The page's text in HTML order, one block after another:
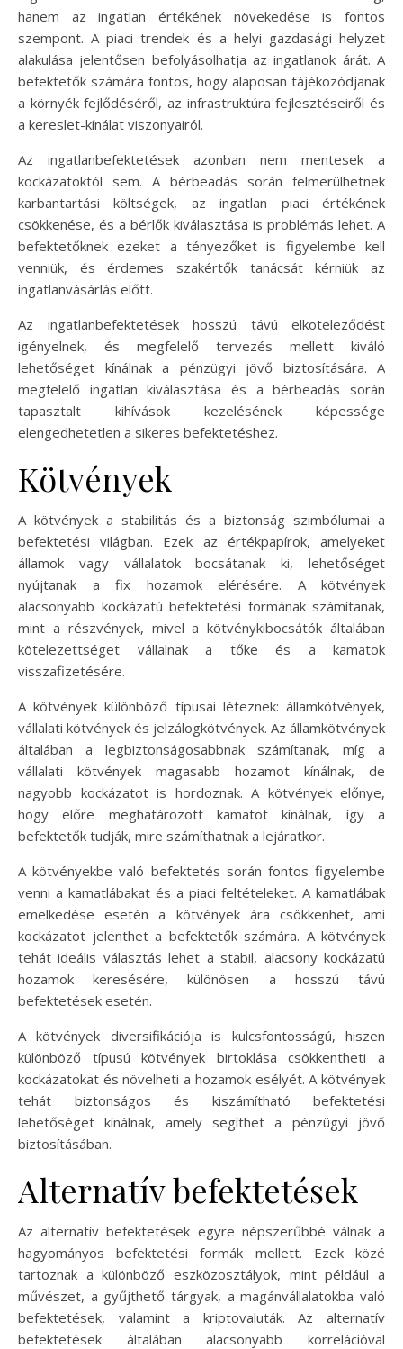
hanem az ingatlan értékének növekedése is fontos
szempont. A piaci trendek és a helyi gazdasági helyzet
alakulása jelentősen befolyásolhatja az ingatlanok árát. A
befektetők számára fontos, hogy alaposan tájékozódjanak
a környék fejlődéséről, az infrastruktúra fejlesztéseiről és
a kereslet-kínálat viszonyairól.
Az ingatlanbefektetések azonban nem mentesek a
kockázatoktól sem. A bérbeadás során felmerülhetnek
karbantartási költségek, az ingatlan piaci értékének
csökkenése, és a bérlők kiválasztása is problémás lehet. A
befektetőknek ezeket a tényezőket is figyelembe kell
venniük, és érdemes szakértők tanácsát kérniük az
ingatlanvásárlás előtt.
Az ingatlanbefektetések hosszú távú elköteleződést
igényelnek, és megfelelő tervezés mellett kiváló
lehetőséget kínálnak a pénzügyi jövő biztosítására. A
megfelelő ingatlan kiválasztása és a bérbeadás során
tapasztalt kihívások kezelésének képessége
elengedhetetlen a sikeres befektetéshez.
Kötvények
A kötvények a stabilitás és a biztonság szimbólumai a
befektetési világban. Ezek az értékpapírok, amelyeket
államok vagy vállalatok bocsátanak ki, lehetőséget
nyújtanak a fix hozamok elérésére. A kötvények
alacsonyabb kockázatú befektetési formának számítanak,
mint a részvények, mivel a kötvénykibocsátók általában
kötelezettséget vállalnak a tőke és a kamatok
visszafizetésére.
A kötvények különböző típusai léteznek: államkötvények,
vállalati kötvények és jelzálogkötvények. Az államkötvények
általában a legbiztonságosabbnak számítanak, míg a
vállalati kötvények magasabb hozamot kínálnak, de
nagyobb kockázatot is hordoznak. A kötvények előnye,
hogy előre meghatározott kamatot kínálnak, így a
befektetők tudják, mire számíthatnak a lejáratkor.
A kötvényekbe való befektetés során fontos figyelembe
venni a kamatlábakat és a piaci feltételeket. A kamatlábak
emelkedése esetén a kötvények ára csökkenhet, ami
kockázatot jelenthet a befektetők számára. A kötvények
tehát ideális választás lehet a stabil, alacsony kockázatú
hozamok keresésére, különösen a hosszú távú
befektetések esetén.
A kötvények diversifikációja is kulcsfontosságú, hiszen
különböző típusú kötvények birtoklása csökkentheti a
kockázatokat és növelheti a hozamok esélyét. A kötvények
tehát biztonságos és kiszámítható befektetési
lehetőséget kínálnak, amely segíthet a pénzügyi jövő
biztosításában.
Alternatív befektetések
Az alternatív befektetések egyre népszerűbbé válnak a
hagyományos befektetési formák mellett. Ezek közé
tartoznak a különböző eszközosztályok, mint például a
művészet, a gyűjthető tárgyak, a magánvállalatokba való
befektetések, valamint a kriptovaluták. Az alternatív
befektetések általában alacsonyabb korrelációval